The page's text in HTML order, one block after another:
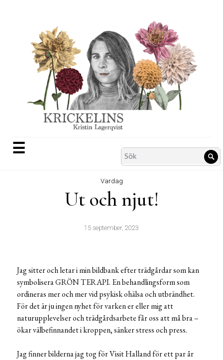
☰
Search
for:
Vardag
Ut och njut!
15 september, 2023
Jag sitter och letar i min bildbank efter trädgårdar som kan
symbolisera GRÖN TERAPI. En behandlingsform som
ordineras mer och mer vid psykisk ohälsa och utbrändhet.
För det är ju ingen nyhet för varken er eller mig att
naturupplevelser och trädgårdsarbete får oss att må bra –
ökar välbefinnandet i kroppen, sänker stress och press.
Jag finner bilderna jag tog för Visit Halland för ett par år